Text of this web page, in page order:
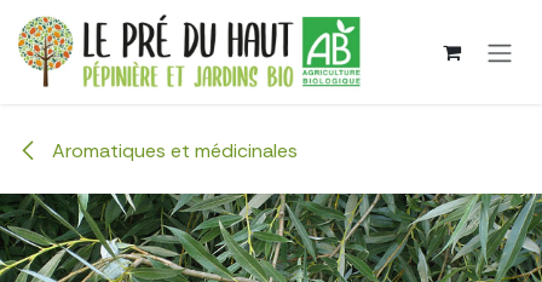
Se rendre au contenu
Aromatiques et médicinales